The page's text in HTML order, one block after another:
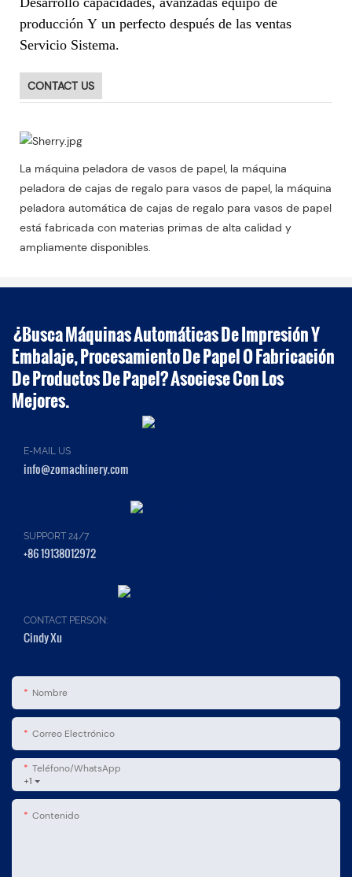
producción Y un perfecto después de las ventas
Servicio Sistema.
CONTACT US
La máquina peladora de vasos de papel, la máquina
peladora de cajas de regalo para vasos de papel, la máquina
peladora automática de cajas de regalo para vasos de papel
está fabricada con materias primas de alta calidad y
ampliamente disponibles.
¿Busca Máquinas Automáticas De Impresión Y
Embalaje, Procesamiento De Papel O Fabricación
De Productos De Papel? Asociese Con Los
Mejores.
E-MAIL US
info@zomachinery.com
SUPPORT 24/7
+86 19138012972
CONTACT PERSON:
Cindy Xu
Nombre
Correo Electrónico
+1
Teléfono/WhatsApp
Contenido